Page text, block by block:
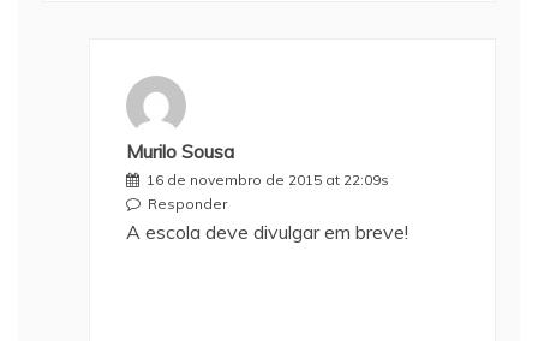
Murilo Sousa
16 de novembro de 2015 at 22:09s
Responder
A escola deve divulgar em breve!